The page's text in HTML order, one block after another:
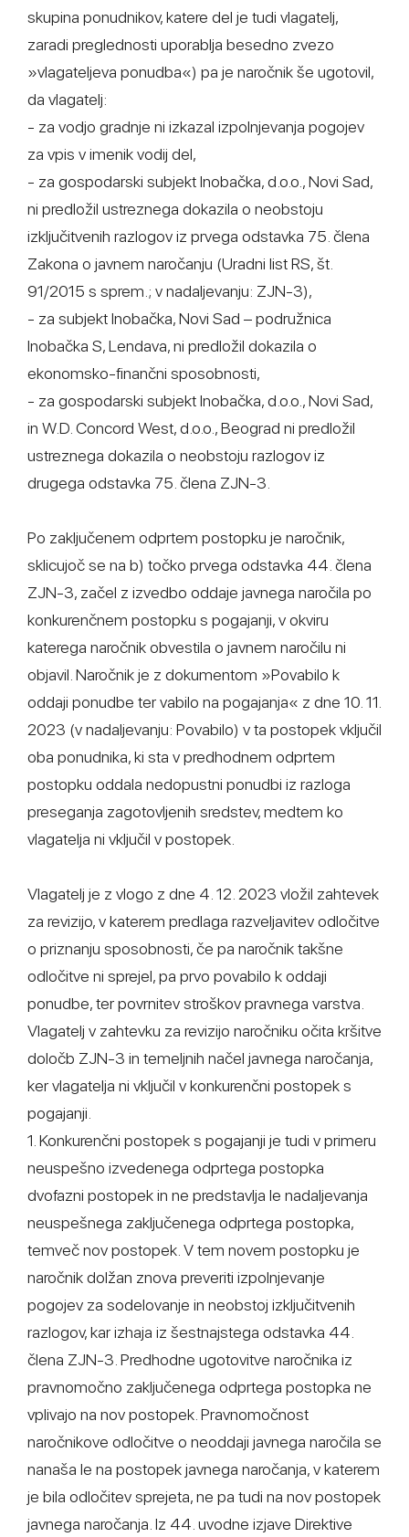
skupina ponudnikov, katere del je tudi vlagatelj,
zaradi preglednosti uporablja besedno zvezo
»vlagateljeva ponudba«) pa je naročnik še ugotovil,
da vlagatelj:
- za vodjo gradnje ni izkazal izpolnjevanja pogojev
za vpis v imenik vodij del,
- za gospodarski subjekt Inobačka, d.o.o., Novi Sad,
ni predložil ustreznega dokazila o neobstoju
izključitvenih razlogov iz prvega odstavka 75. člena
Zakona o javnem naročanju (Uradni list RS, št.
91/2015 s sprem.; v nadaljevanju: ZJN-3),
- za subjekt Inobačka, Novi Sad – podružnica
Inobačka S, Lendava, ni predložil dokazila o
ekonomsko-finančni sposobnosti,
- za gospodarski subjekt Inobačka, d.o.o., Novi Sad,
in W.D. Concord West, d.o.o., Beograd ni predložil
ustreznega dokazila o neobstoju razlogov iz
drugega odstavka 75. člena ZJN-3.
Po zaključenem odprtem postopku je naročnik,
sklicujoč se na b) točko prvega odstavka 44. člena
ZJN-3, začel z izvedbo oddaje javnega naročila po
konkurenčnem postopku s pogajanji, v okviru
katerega naročnik obvestila o javnem naročilu ni
objavil. Naročnik je z dokumentom »Povabilo k
oddaji ponudbe ter vabilo na pogajanja« z dne 10. 11.
2023 (v nadaljevanju: Povabilo) v ta postopek vključil
oba ponudnika, ki sta v predhodnem odprtem
postopku oddala nedopustni ponudbi iz razloga
preseganja zagotovljenih sredstev, medtem ko
vlagatelja ni vključil v postopek.
Vlagatelj je z vlogo z dne 4. 12. 2023 vložil zahtevek
za revizijo, v katerem predlaga razveljavitev odločitve
o priznanju sposobnosti, če pa naročnik takšne
odločitve ni sprejel, pa prvo povabilo k oddaji
ponudbe, ter povrnitev stroškov pravnega varstva.
Vlagatelj v zahtevku za revizijo naročniku očita kršitve
določb ZJN-3 in temeljnih načel javnega naročanja,
ker vlagatelja ni vključil v konkurenčni postopek s
pogajanji.
1. Konkurenčni postopek s pogajanji je tudi v primeru
neuspešno izvedenega odprtega postopka
dvofazni postopek in ne predstavlja le nadaljevanja
neuspešnega zaključenega odprtega postopka,
temveč nov postopek. V tem novem postopku je
naročnik dolžan znova preveriti izpolnjevanje
pogojev za sodelovanje in neobstoj izključitvenih
razlogov, kar izhaja iz šestnajstega odstavka 44.
člena ZJN-3. Predhodne ugotovitve naročnika iz
pravnomočno zaključenega odprtega postopka ne
vplivajo na nov postopek. Pravnomočnost
naročnikove odločitve o neoddaji javnega naročila se
nanaša le na postopek javnega naročanja, v katerem
je bila odločitev sprejeta, ne pa tudi na nov postopek
javnega naročanja. Iz 44. uvodne izjave Direktive